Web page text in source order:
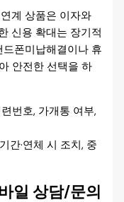
계 상품은 이자와
신용 확대는 장기적
폰미납해결이나 휴
안전한 선택을 하
번호, 가개통 여부,
간·연체 시 조치, 중
일 상담/문의